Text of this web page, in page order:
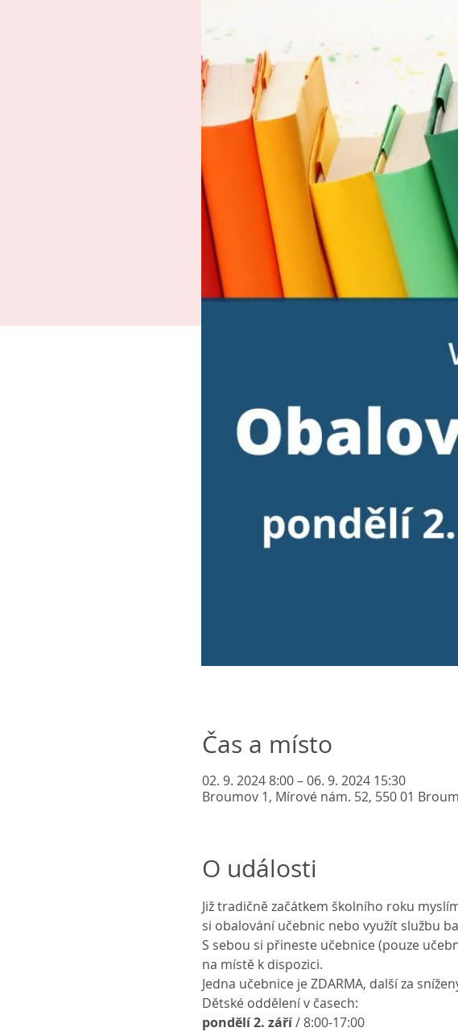
Čas a místo
02. 9. 2024 8:00 – 06. 9. 2024 15:30
Broumov 1, Mírové nám. 52, 550 01
O události
Již tradičně začátkem školního roku
si obalování učebnic nebo využít službu
S sebou si přineste učebnice (pouze
na místě k dispozici.
Jedna učebnice je ZDARMA, další za
Dětské oddělení v časech:
pondělí 2. září / 8:00-17:00